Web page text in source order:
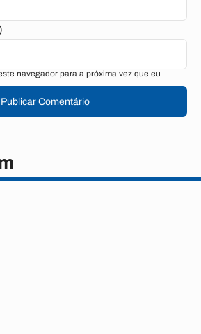
navegador para a próxima vez que eu
Publicar Comentário